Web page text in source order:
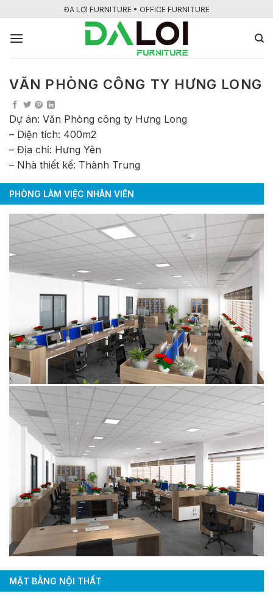
nội
ĐA LỢI FURNITURE • OFFICE FURNITURE
VĂN PHÒNG CÔNG TY HƯNG LONG
Dự án: Văn Phòng công ty Hưng Long
– Diện tích: 400m2
– Địa chỉ: Hưng Yên
– Nhà thiết kế: Thành Trung
PHÒNG LÀM VIỆC NHÂN VIÊN
MẶT BẰNG NỘI THẤT